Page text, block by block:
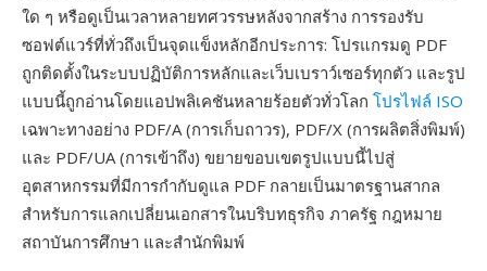
ใด ๆ หรือดูเป็นเวลาหลายทศวรรษหลังจากสร้าง การรองรับ
ซอฟต์แวร์ที่ทั่วถึงเป็นจุดแข็งหลักอีกประการ: โปรแกรมดู PDF
ถูกติดตั้งในระบบปฏิบัติการหลักและเว็บเบราว์เซอร์ทุกตัว และรูป
แบบนี้ถูกอ่านโดยแอปพลิเคชันหลายร้อยตัวทั่วโลก โปรไฟล์ ISO
เฉพาะทางอย่าง PDF/A (การเก็บถาวร), PDF/X (การผลิตสิ่งพิมพ์)
และ PDF/UA (การเข้าถึง) ขยายขอบเขตรูปแบบนี้ไปสู่
อุตสาหกรรมที่มีการกำกับดูแล PDF กลายเป็นมาตรฐานสากล
สำหรับการแลกเปลี่ยนเอกสารในบริบทธุรกิจ ภาครัฐ กฎหมาย
สถาบันการศึกษา และสำนักพิมพ์